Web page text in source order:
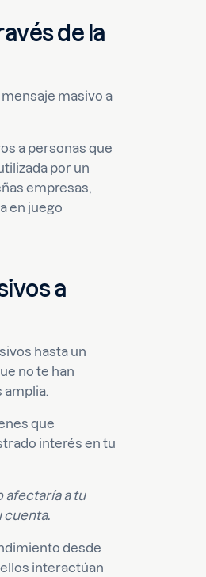
de la
masivo a
a personas que
por un
empresas,
en juego
a
hasta un
no te han
amplia.
que
interés en tu
afectaría a tu
cuenta.
desde
interactúan